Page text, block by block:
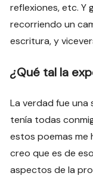
reflexiones, etc. Y
recorriendo un
escritura, y
¿Qué tal la
La verdad fue una
tenía todas
estos poemas me
creo que es de
aspectos de la